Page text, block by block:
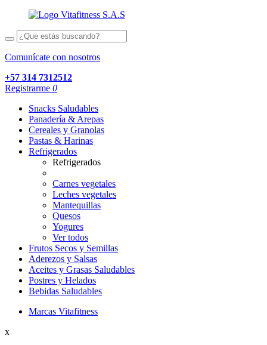
Comunícate con nosotros
+57 314 7312512
Registrarme 0
Snacks Saludables
Panadería & Arepas
Cereales y Granolas
Pastas & Harinas
Refrigerados
Refrigerados
Carnes vegetales
Leches vegetales
Mantequillas
Quesos
Yogures
Ver todos
Frutos Secos y Semillas
Aderezos y Salsas
Aceites y Grasas Saludables
Postres y Helados
Bebidas Saludables
Marcas Vitafitness
x